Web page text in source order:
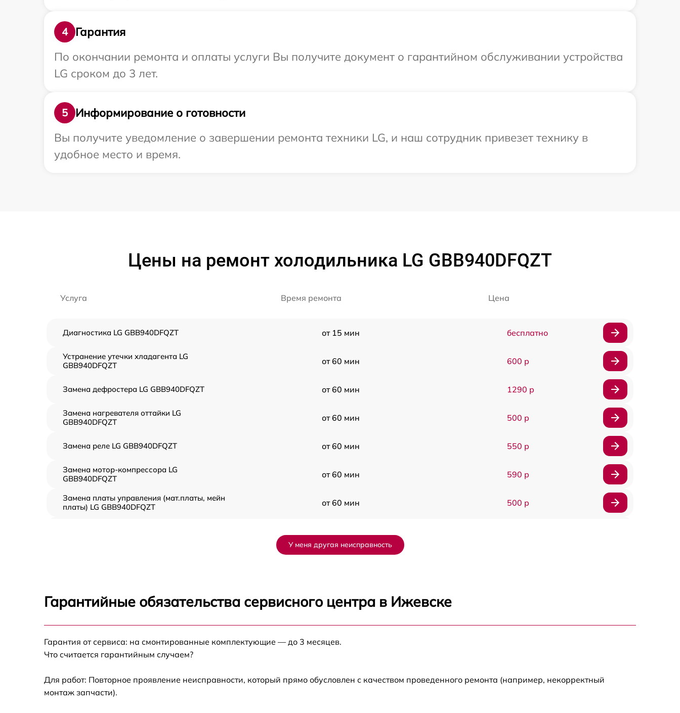
4
Гарантия
По окончании ремонта и оплаты услуги Вы получите документ о гарантийном обслуживании устройства
LG сроком до 3 лет.
5
Информирование о готовности
Вы получите уведомление о завершении ремонта техники LG, и наш сотрудник привезет технику в
удобное место и время.
Цены на ремонт холодильника LG GBB940DFQZT
Услуга Время ремонта Цена
Диагностика LG GBB940DFQZT от 15 мин бесплатно
Устранение утечки хладагента LG
GBB940DFQZT
от 60 мин 600 р
Замена дефростера LG GBB940DFQZT от 60 мин 1290 р
Замена нагревателя оттайки LG
GBB940DFQZT
от 60 мин 500 р
Замена реле LG GBB940DFQZT от 60 мин 550 р
Замена мотор-компрессора LG
GBB940DFQZT
от 60 мин 590 р
Замена платы управления (мат.платы, мейн
платы) LG GBB940DFQZT
от 60 мин 500 р
Замена электросхемы LG GBB940DFQZT от 60 мин
Устранение засора трубопровода LG
У меня другая неисправность
Гарантийные обязательства сервисного центра в Ижевске
Гарантия от сервиса: на смонтированные комплектующие — до 3 месяцев.
Что считается гарантийным случаем?
Для работ: Повторное проявление неисправности, который прямо обусловлен с качеством проведенного ремонта (например, некорректный
монтаж запчасти).